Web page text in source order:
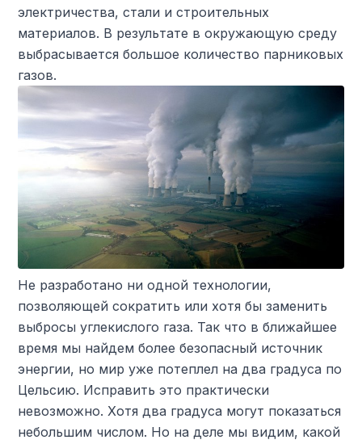
электричества, стали и строительных
материалов. В результате в окружающую среду
выбрасывается большое количество парниковых
газов.
Не разработано ни одной технологии,
позволяющей сократить или хотя бы заменить
выбросы углекислого газа. Так что в ближайшее
время мы найдем более безопасный источник
энергии, но мир уже потеплел на два градуса по
Цельсию. Исправить это практически
невозможно. Хотя два градуса могут показаться
небольшим числом. Но на деле мы видим, какой